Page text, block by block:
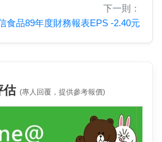
下一則：
食品89年度財務報表EPS -2.40元
估 (專人回覆，提供參考報價)